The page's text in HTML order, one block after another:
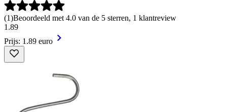
(1)Beoordeeld met 4.0 van de 5 sterren, 1 klantreview
1.89
Prijs: 1.89 euro